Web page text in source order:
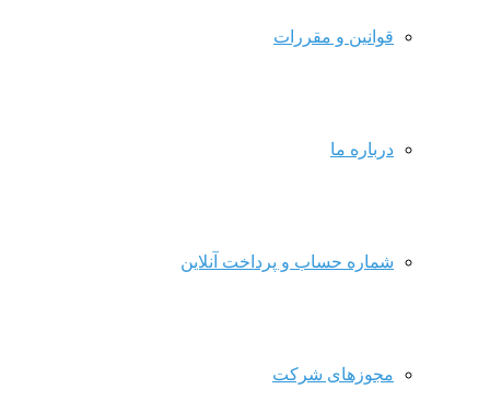
قوانین و مقررات
درباره ما
شماره حساب و پرداخت آنلاین
مجوزهای شرکت